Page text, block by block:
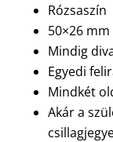
Rózsaszín
50×26 mm
Mindig
Egyedi
Mindkét
Akár a